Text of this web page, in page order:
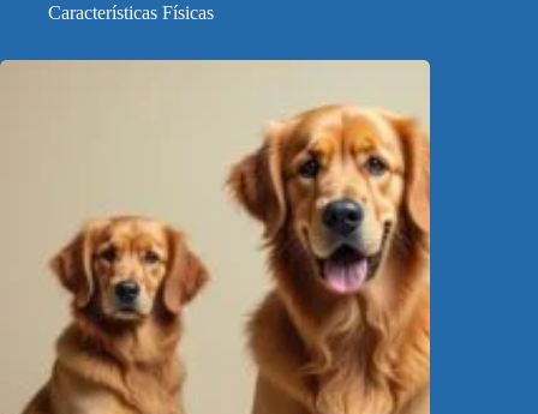
Características Físicas